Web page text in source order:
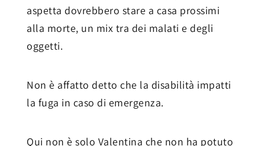
aspetta dovrebbero stare a casa prossimi
alla morte, un mix tra dei malati e degli
oggetti.
Non è affatto detto che la disabilità impatti
la fuga in caso di emergenza.
Qui non è solo Valentina che non ha potuto